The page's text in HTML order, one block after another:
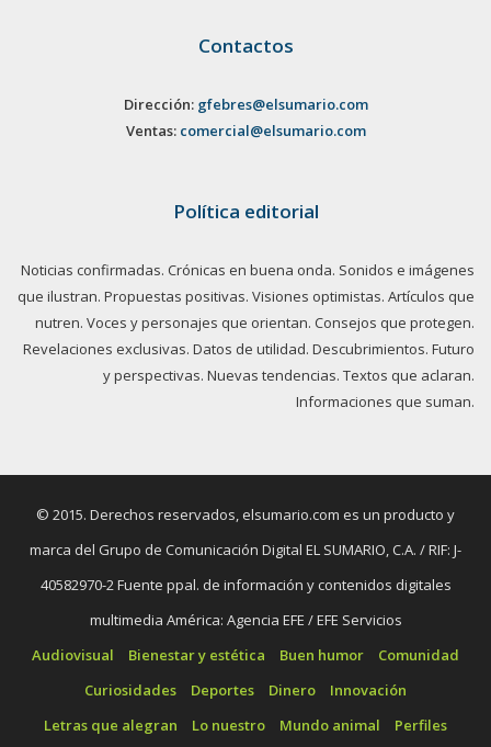
Contactos
Dirección: gfebres@elsumario.com
Ventas: comercial@elsumario.com
Política editorial
Noticias confirmadas. Crónicas en buena onda. Sonidos e imágenes
que ilustran. Propuestas positivas. Visiones optimistas. Artículos que
nutren. Voces y personajes que orientan. Consejos que protegen.
Revelaciones exclusivas. Datos de utilidad. Descubrimientos. Futuro
y perspectivas. Nuevas tendencias. Textos que aclaran.
Informaciones que suman.
© 2015. Derechos reservados, elsumario.com es un producto y
marca del Grupo de Comunicación Digital EL SUMARIO, C.A. / RIF: J-
40582970-2 Fuente ppal. de información y contenidos digitales
multimedia América: Agencia EFE / EFE Servicios
Audiovisual
Bienestar y estética Buen humor
Comunidad
Curiosidades
Deportes Dinero
Innovación
Letras que alegran
Lo nuestro Mundo animal Perfiles